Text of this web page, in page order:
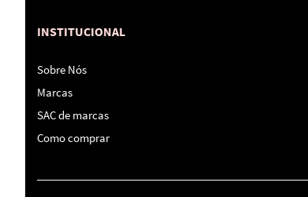
INSTITUCIONAL
Sobre Nós
Marcas
SAC de marcas
Como comprar